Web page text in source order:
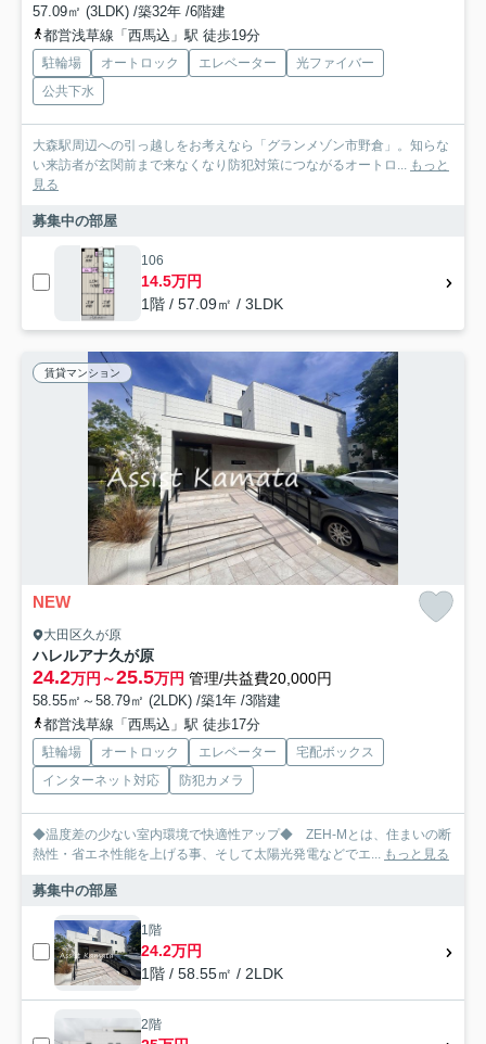
57.09㎡ (3LDK) /築32年 /6階建
都営浅草線「西馬込」駅 徒歩19分
駐輪場 オートロック エレベーター
光ファイバー
公共下水
大森駅周辺への引っ越しをお考えなら「グランメゾン市野倉」。知らな
い来訪者が玄関前まで来なくなり防犯対策につながるオートロ... もっと
見る
募集中の部屋
106
14.5万円
1階 / 57.09㎡ / 3LDK
賃貸マンション
NEW
大田区久が原
ハレルアナ久が原
24.2万円～25.5万円 管理/共益費20,000円
58.55㎡～58.79㎡ (2LDK) /築1年 /3階建
都営浅草線「西馬込」駅 徒歩17分
駐輪場 オートロック エレベーター
宅配ボックス
インターネット対応
防犯カメラ
◆温度差の少ない室内環境で快適性アップ◆ ZEH-Mとは、住まいの断
熱性・省エネ性能を上げる事、そして太陽光発電などでエ... もっと見る
募集中の部屋
1階
24.2万円
1階 / 58.55㎡ / 2LDK
2階